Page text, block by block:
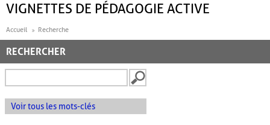
VIGNETTES DE PÉDAGOGIE ACTIVE
Accueil Recherche
RECHERCHER
Voir tous les mots-clés